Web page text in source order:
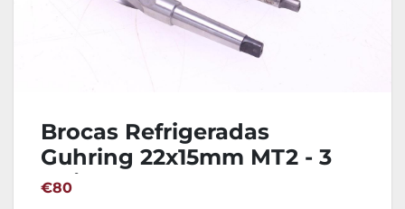
Brocas Refrigeradas
Guhring 22x15mm MT2 - 3
Unidades
€80